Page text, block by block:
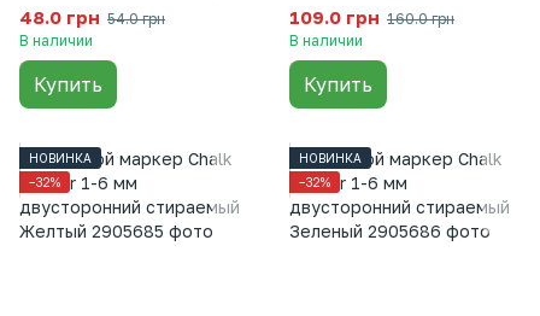
2мм, Маркер-краска
пулевидный (для черных
ценников-табличек)
48.0 грн 54.0 грн
В наличии
Купить
двусторонний стираемый
Синий
109.0 грн 160.0 грн
В наличии
Купить
НОВИНКА
−32%
НОВИНКА
−32%